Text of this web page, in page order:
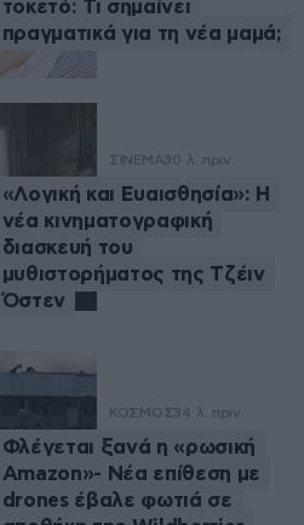
τοκετό: Τι σημαίνει
πραγματικά για τη νέα μαμά;
ΣΙΝΕΜΑ30 λ. πριν
«Λογική και Ευαισθησία»: Η
νέα κινηματογραφική
διασκευή του
μυθιστορήματος της Τζέιν
Όστεν
ΚΟΣΜΟΣ34 λ. πριν
Φλέγεται ξανά η «ρωσική
Amazon»- Νέα επίθεση με
drones έβαλε φωτιά σε